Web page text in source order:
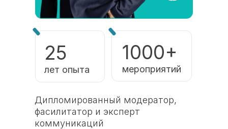
мероприятий
лет опыта
25 1000+
Дипломированный модератор,
фасилитатор и эксперт
коммуникаций